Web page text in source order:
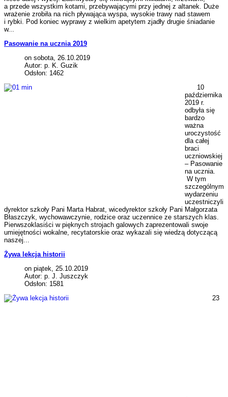
a przede wszystkim kotami, przebywającymi przy jednej z altanek. Duże
wrażenie zrobiła na nich pływająca wyspa, wysokie trawy nad stawem
i rybki. Pod koniec wyprawy z wielkim apetytem zjadły drugie śniadanie
w...
Pasowanie na ucznia 2019
on sobota, 26.10.2019
Autor: p. K. Guzik
Odsłon: 1462
10
października
2019 r.
odbyła się
bardzo
ważna
uroczystość
dla całej
braci
uczniowskiej
– Pasowanie
na ucznia.
W tym
szczególnym
wydarzeniu
uczestniczyli
dyrektor szkoły Pani Marta Habrat, wicedyrektor szkoły Pani Małgorzata
Błaszczyk, wychowawczynie, rodzice oraz uczennice ze starszych klas.
Pierwszoklasiści w pięknych strojach galowych zaprezentowali swoje
umiejętności wokalne, recytatorskie oraz wykazali się wiedzą dotyczącą
naszej...
Żywa lekcja historii
on piątek, 25.10.2019
Autor: p. J. Juszczyk
Odsłon: 1581
23